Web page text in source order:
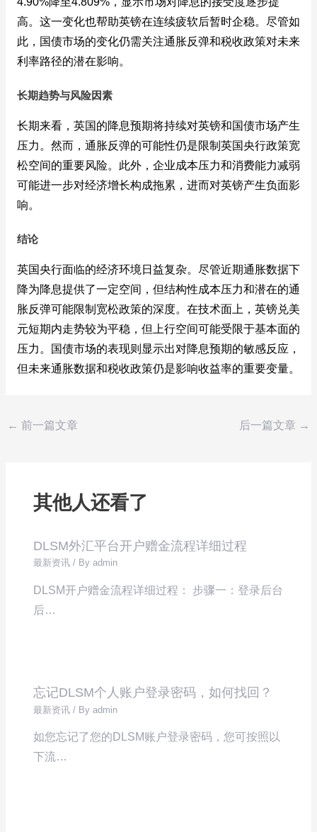
高。这一变化也帮助英镑在连续疲软后暂时企稳。尽管如
此，国债市场的变化仍需关注通胀反弹和税收政策对未来
利率路径的潜在影响。
长期趋势与风险因素
长期来看，英国的降息预期将持续对英镑和国债市场产生
压力。然而，通胀反弹的可能性仍是限制英国央行政策宽
松空间的重要风险。此外，企业成本压力和消费能力减弱
可能进一步对经济增长构成拖累，进而对英镑产生负面影
响。
结论
英国央行面临的经济环境日益复杂。尽管近期通胀数据下
降为降息提供了一定空间，但结构性成本压力和潜在的通
胀反弹可能限制宽松政策的深度。在技术面上，英镑兑美
元短期内走势较为平稳，但上行空间可能受限于基本面的
压力。国债市场的表现则显示出对降息预期的敏感反应，
但未来通胀数据和税收政策仍是影响收益率的重要变量。
← 前一篇文章 后一篇文章 →
其他人还看了
DLSM外汇平台开户赠金流程详细过程
最新资讯 / Byadmin
DLSM开户赠金流程详细过程： 步骤一：登录后台
后…
忘记DLSM个人账户登录密码，如何找回？
最新资讯 / Byadmin
如您忘记了您的DLSM账户登录密码，您可按照以
下流…